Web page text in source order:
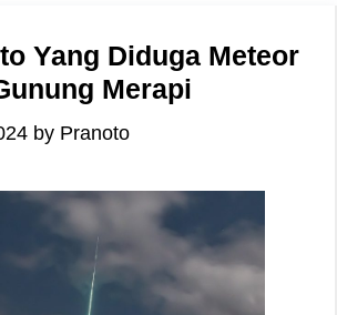
Yang Diduga Meteor
Merapi
by Pranoto